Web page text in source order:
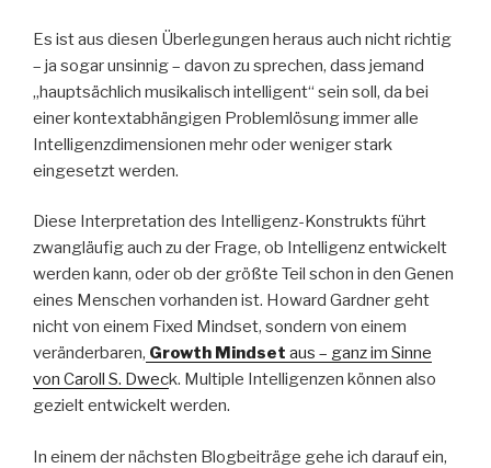
Es ist aus diesen Überlegungen heraus auch nicht richtig
– ja sogar unsinnig – davon zu sprechen, dass jemand
„hauptsächlich musikalisch intelligent“ sein soll, da bei
einer kontextabhängigen Problemlösung immer alle
Intelligenzdimensionen mehr oder weniger stark
eingesetzt werden.
Diese Interpretation des Intelligenz-Konstrukts führt
zwangläufig auch zu der Frage, ob Intelligenz entwickelt
werden kann, oder ob der größte Teil schon in den Genen
eines Menschen vorhanden ist. Howard Gardner geht
nicht von einem Fixed Mindset, sondern von einem
veränderbaren, Growth Mindset aus – ganz im Sinne
von Caroll S. Dweck. Multiple Intelligenzen können also
gezielt entwickelt werden.
In einem der nächsten Blogbeiträge gehe ich darauf ein,